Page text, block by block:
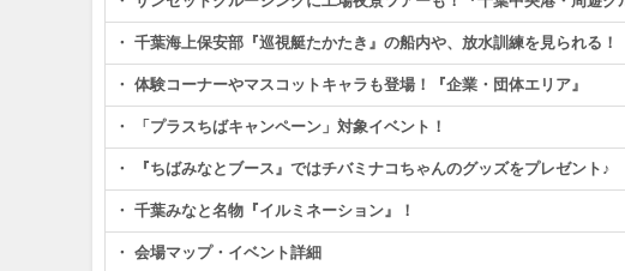
・ 千葉海上保安部『巡視艇たかたき』の船内や、放水訓練を見られる！
・ 体験コーナーやマスコットキャラも登場！『企業・団体エリア』
・ 「プラスちばキャンペーン」対象イベント！
・ 『ちばみなとブース』ではチバミナコちゃんのグッズをプレゼント♪
・ 千葉みなと名物『イルミネーション』！
・ 会場マップ・イベント詳細